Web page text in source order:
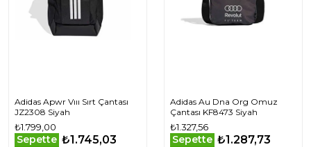
Adidas Apwr Vııı Sırt Çantası
JZ2308 Siyah
₺1.799,00
Sepette ₺1.745,03
Adidas Au Dna Org Omuz
Çantası KF8473 Siyah
₺1.327,56
Sepette ₺1.287,73